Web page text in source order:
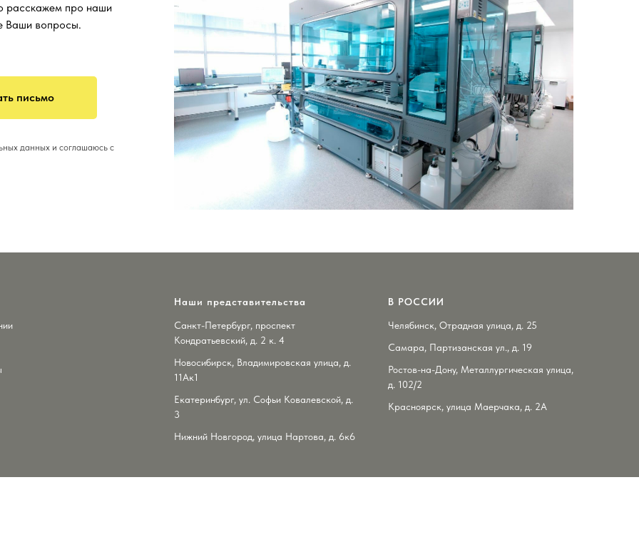
расскажем про наши
Ваши вопросы.
письмо
данных и соглашаюсь с
Наши представительства
Санкт-Петербург, проспект
Кондратьевский, д. 2 к. 4
Новосибирск, Владимировская улица, д.
11Ак1
Екатеринбург, ул. Софьи Ковалевской, д.
3
Нижний Новгород, улица Нартова, д. 6к6
В РОССИИ
Челябинск, Отрадная улица, д. 25
Самара, Партизанская ул., д. 19
Ростов-на-Дону, Металлургическая улица,
д. 102/2
Красноярск, улица Маерчака, д. 2А